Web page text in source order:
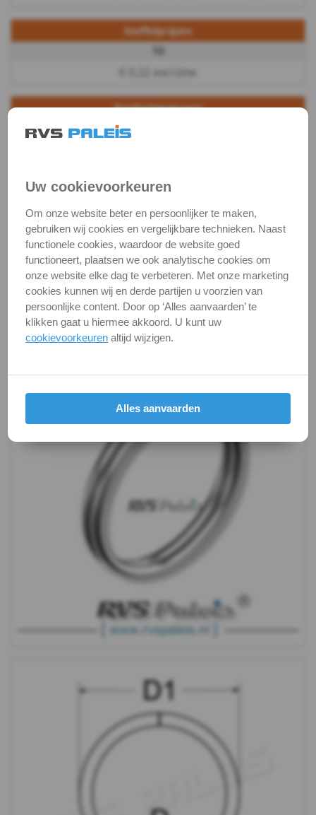
Bits
toebehoren
toebeh.
Touw
-
Seilflechter
Staffelprijzen
€ 0,22 excl.btw
Productgegevens
Productnaam
DIN / Artikelnummer
Alle maten zijn in millimeters.
Foto's van producten zijn alleen illustraties en
kunnen soms afwijken van het werkelijke object. Het
verandert niets aan hun fundamentele
eigenschappen.
Productafbeeldingen
Uw cookievoorkeuren
Om onze website beter en persoonlijker te maken,
gebruiken wij cookies en vergelijkbare technieken. Naast
functionele cookies, waardoor de website goed
functioneert, plaatsen we ook analytische cookies om
onze website elke dag te verbeteren. Met onze marketing
cookies kunnen wij en derde partijen u voorzien van
persoonlijke content. Door op ‘Alles aanvaarden’ te
klikken gaat u hiermee akkoord. U kunt uw
cookievoorkeuren altijd wijzigen.
Alles aanvaarden